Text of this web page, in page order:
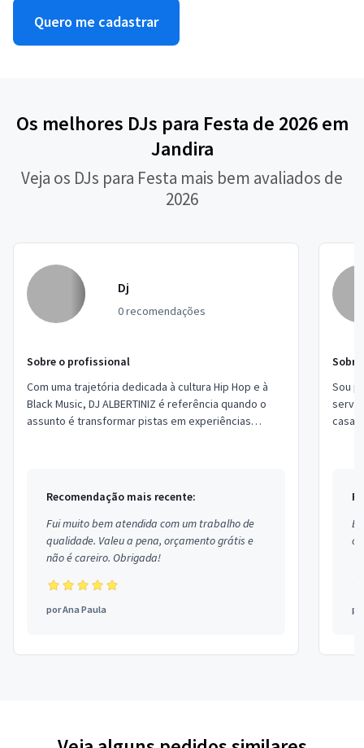
Quero me cadastrar
Os melhores DJs para Festa de 2026 em
Jandira
Veja os DJs para Festa mais bem avaliados de
2026
Dj
0 recomendações
Sobre o profissional
Com uma trajetória dedicada à cultura Hip Hop e à
Black Music, DJ ALBERTINIZ é referência quando o
assunto é transformar pistas em experiências
Recomendação mais recente:
Fui muito bem atendida com um trabalho de
qualidade. Valeu a pena, orçamento grátis e
não é careiro. Obrigada!
porAna Paula
Sou
serviços